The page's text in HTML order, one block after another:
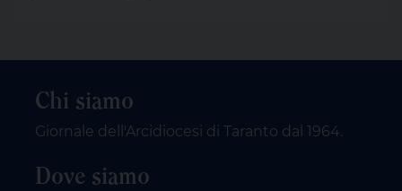
Chi siamo
Giornale dell'Arcidiocesi di Taranto dal 1964.
Dove siamo